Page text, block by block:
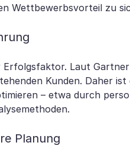
Wettbewerbsvorteil zu
Laut
Kunden. Daher
– etwa durch
Planung